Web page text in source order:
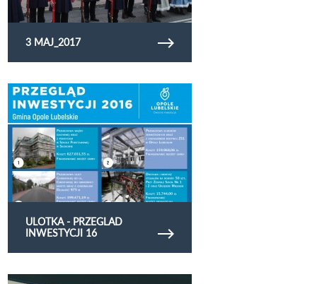
3 MAJ_2017
ULOTKA - PRZEGLAD
INWESTYCJI 16
Obejrzyj galerię zdjęć Ulotka - Przeglad inwestycji
16
Obejrzyj galerię zdjęć Festiwal Filmoffo 10/2017